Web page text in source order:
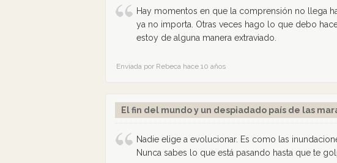
Hay momentos en que la comprensión no llega
ya no importa. Otras veces hago lo que debo
estoy de alguna manera extraviado.
Enviada por Rebeca hace 10 años
El fin del mundo y un despiadado país de las
Nadie elige a evolucionar. Es como las
Nunca sabes lo que está pasando hasta que te